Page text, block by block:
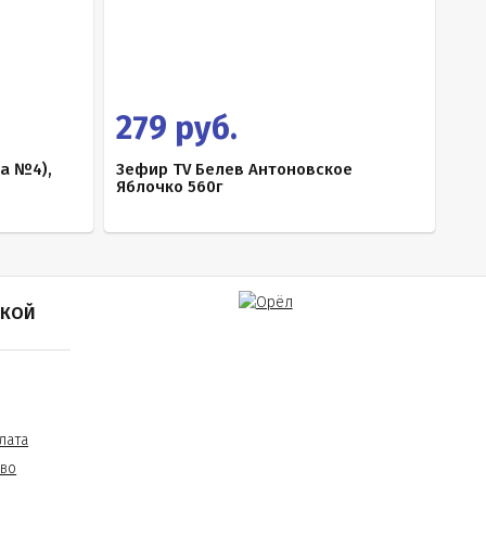
№4),
279 руб.
Зефир TV Белев Антоновское
Яблочко 560г